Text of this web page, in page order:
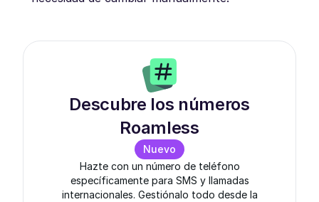
Descubre los números
Roamless
Nuevo
Hazte con un número de teléfono
específicamente para SMS y llamadas
internacionales. Gestiónalo todo desde la